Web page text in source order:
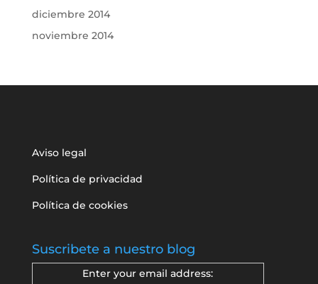
diciembre 2014
noviembre 2014
Aviso legal
Política de privacidad
Política de cookies
Suscribete a nuestro blog
Enter your email address: